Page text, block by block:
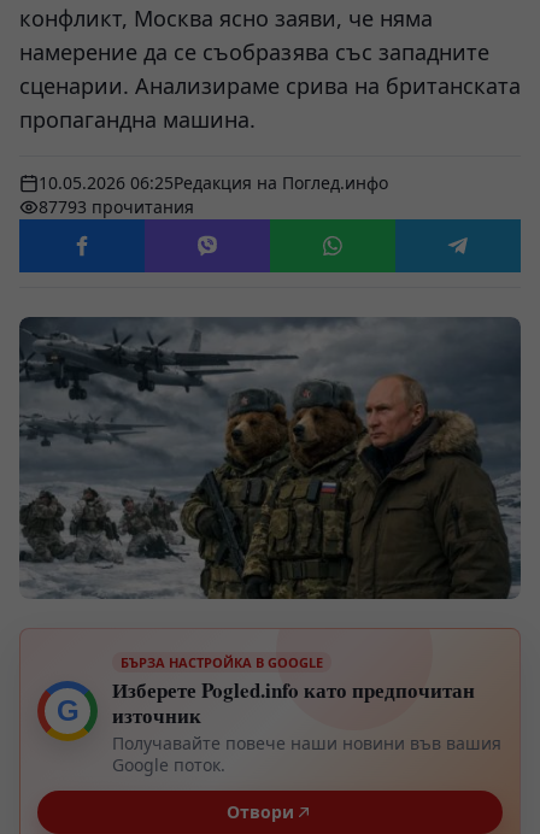
конфликт, Москва ясно заяви, че няма
намерение да се съобразява със западните
сценарии. Анализираме срива на британската
пропагандна машина.
10.05.2026 06:25Редакция на Поглед.инфо
87793 прочитания
G
БЪРЗА НАСТРОЙКА В GOOGLE
Изберете Pogled.info като предпочитан
източник
Получавайте повече наши новини във вашия
Google поток.
Отвори